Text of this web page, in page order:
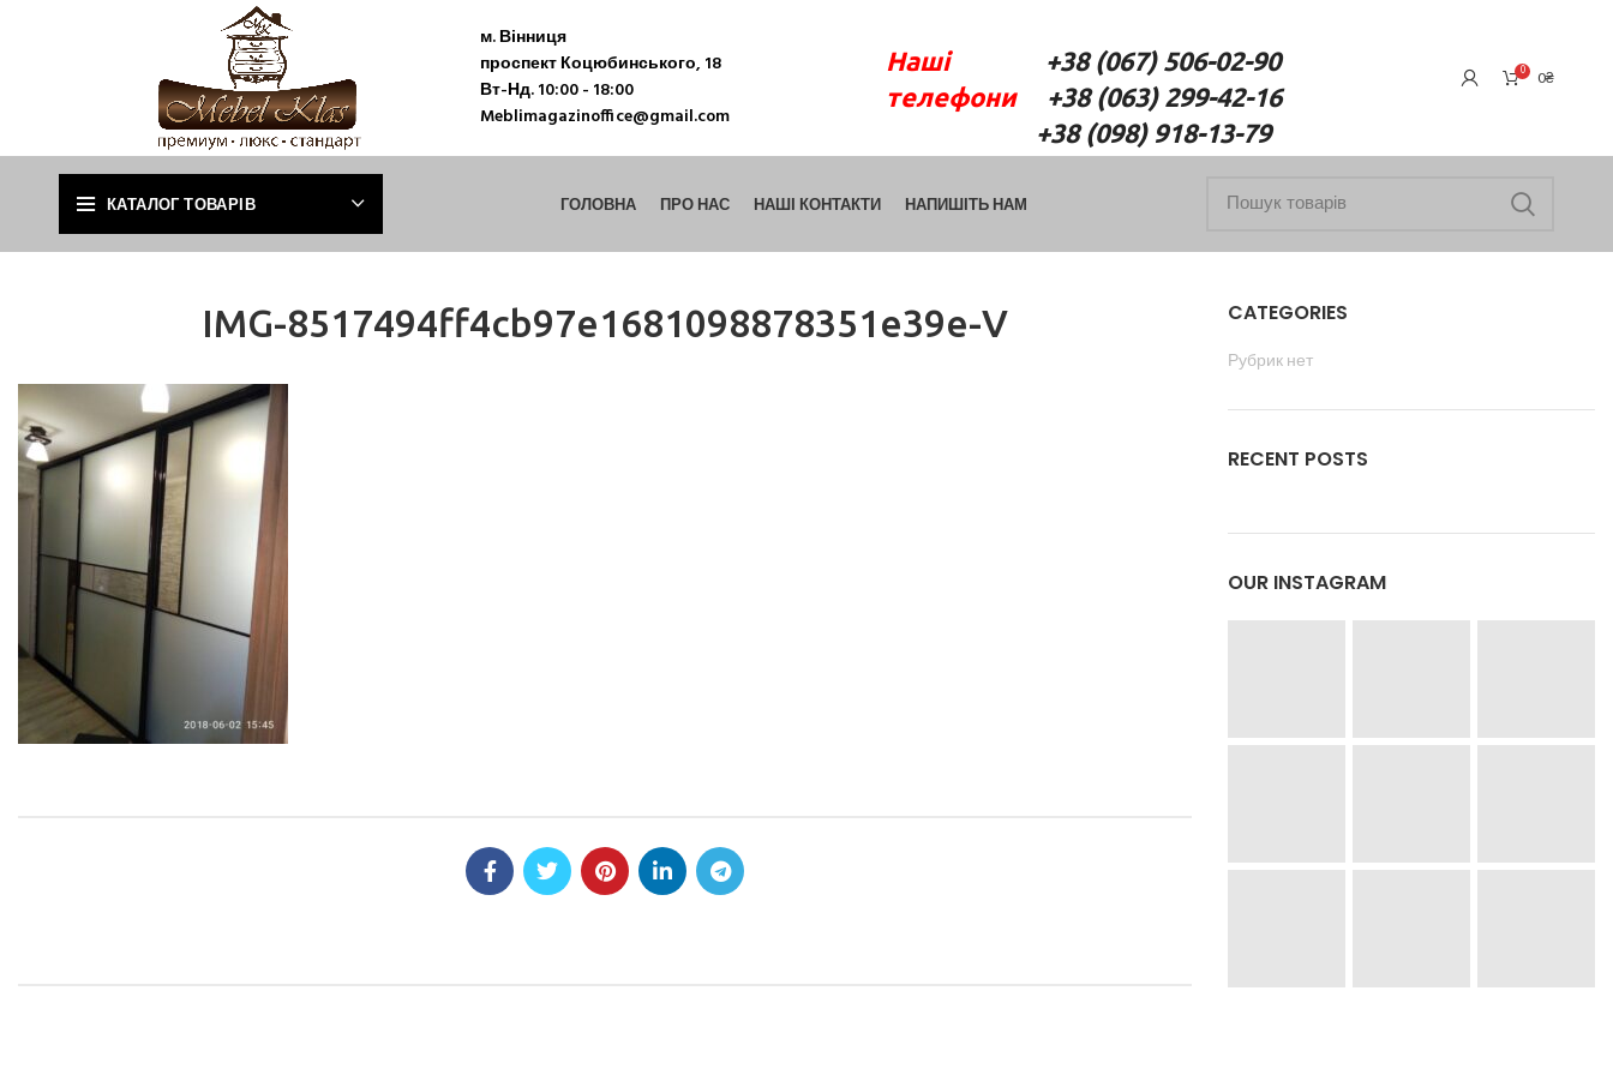
м. Вінниця
проспект Коцюбинського, 18
Вт-Нд. 10:00 - 18:00
Meblimagazinoffice@gmail.com
Наші+38 (067) 506-02-90
телефони+38 (063) 299-42-16
+38 (098) 918-13-79
0 0₴
КАТАЛОГ ТОВАРІВ ГОЛОВНА ПРО НАС НАШІ КОНТАКТИ НАПИШІТЬ НАМ
IMG-8517494ff4cb97e1681098878351e39e-V
CATEGORIES
Рубрик нет
RECENT POSTS
OUR INSTAGRAM